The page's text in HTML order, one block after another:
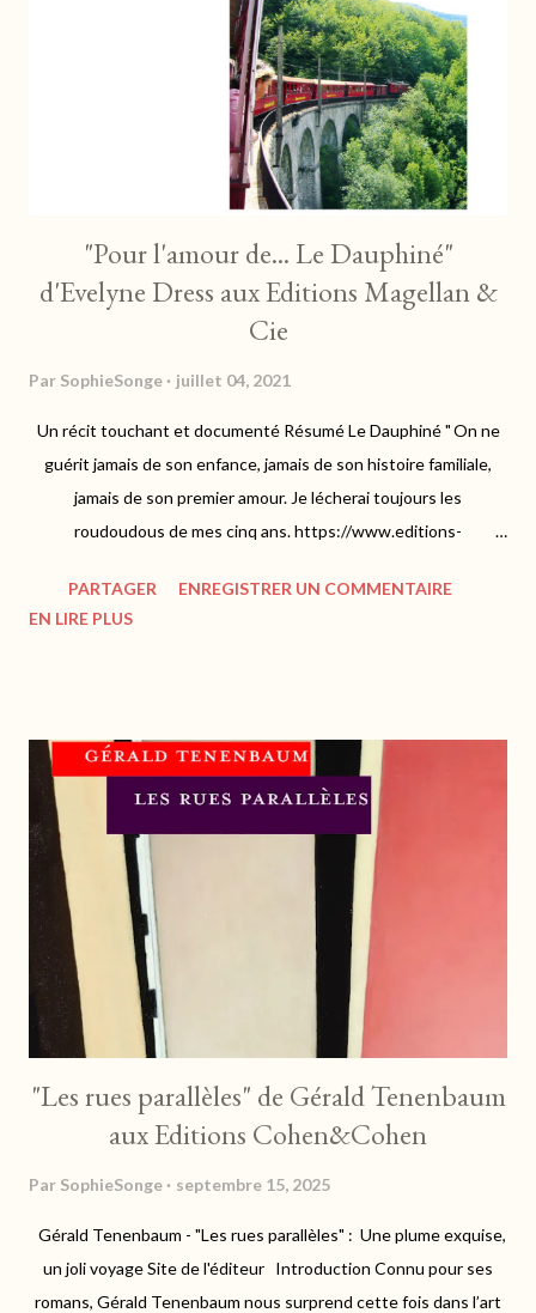
embarque à toute vitesse dans un récit trépidant. Le rythme est
soutenu, et les dialogues très présents nous tiennent en alerte
à chaque instant. On se se...
"Pour l'amour de... Le Dauphiné"
d'Evelyne Dress aux Editions Magellan &
Cie
Par SophieSonge juillet 04, 2021
Un récit touchant et documenté Résumé Le Dauphiné " On ne
guérit jamais de son enfance, jamais de son histoire familiale,
jamais de son premier amour. Je lécherai toujours les
roudoudous de mes cinq ans. https://www.editions-
coeur qui parle et nous exhorte à un voyage empreint
d'émotions en terres du Dauphiné, où elle y a inscrit ses
contemplation, oscillant entre plaisirs d'architecture, de faune
ou de flore. On n'oublie pas bien sûr la gastronomie qui réveille
les sens, et qui fait frétiller les papilles. "Ce territoire, je le
porte en moi. Je suis faite de ce pays, j'y ai grandi. C'est là où j'ai
tout appris, où j'ai ri, pleuré, aimé, tremblé, rêvé, fumé en
cachette ma première liane av...
PARTAGER
ENREGISTRER UN COMMENTAIRE
EN LIRE PLUS
"Les rues parallèles" de Gérald Tenenbaum
aux Editions Cohen&Cohen
Par SophieSonge septembre 15, 2025
Gérald Tenenbaum - "Les rues parallèles" : Une plume exquise,
un joli voyage Site de l'éditeur Introduction Connu pour ses
romans, Gérald Tenenbaum nous surprend cette fois dans l’art